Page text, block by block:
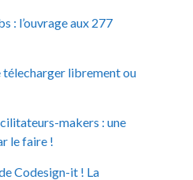
: l’ouvrage aux 277
télecharger librement ou
makers : une
le faire !
Codesign-it ! La